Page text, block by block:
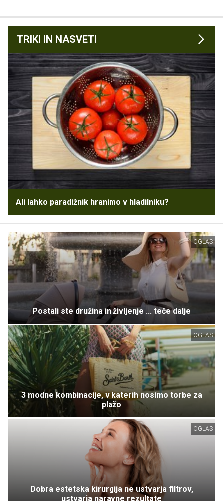
TRIKI IN NASVETI
Ali lahko paradižnik hranimo v hladilniku?
OGLAS
Postali ste družina in življenje ... teče dalje
OGLAS
3 modne kombinacije, v katerih nosimo torbe za
plažo
OGLAS
Dobra estetska kirurgija ne ustvarja filtrov,
ustvarja naravne rezultate